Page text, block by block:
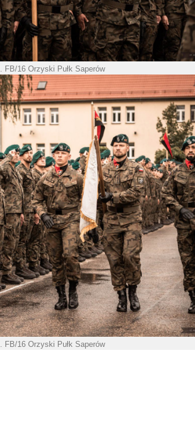
FB/16 Orzyski Pułk Saperów
FB/16 Orzyski Pułk Saperów